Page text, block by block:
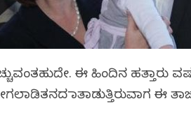
ಈ ಹಿಂದಿನ ಹತ್ತಾರು
ಮಾತಾಡುತ್ತಿರುವಾಗ ಈ